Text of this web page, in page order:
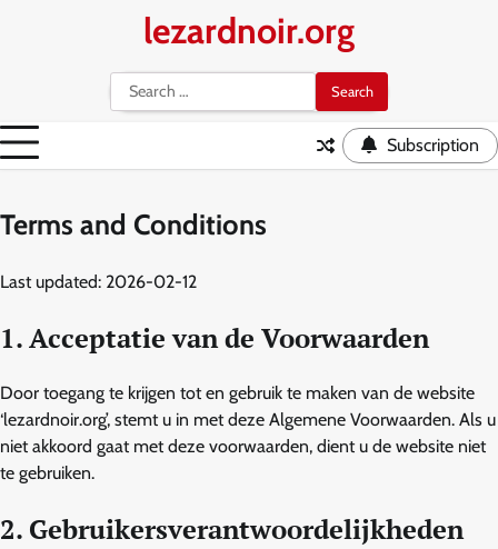
lezardnoir.org
Search
for:
Subscription
Terms and Conditions
Last updated: 2026-02-12
1. Acceptatie van de Voorwaarden
Door toegang te krijgen tot en gebruik te maken van de website
‘lezardnoir.org’, stemt u in met deze Algemene Voorwaarden. Als u
niet akkoord gaat met deze voorwaarden, dient u de website niet
te gebruiken.
2. Gebruikersverantwoordelijkheden